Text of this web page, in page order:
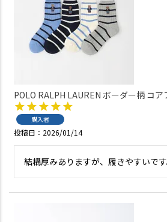
POLO RALPH LAUREN ボーダー柄 コ
刺しゅう ポロベア オーガニックコット
ス ソックス 03207200
購入者
投稿日 2026/01/14